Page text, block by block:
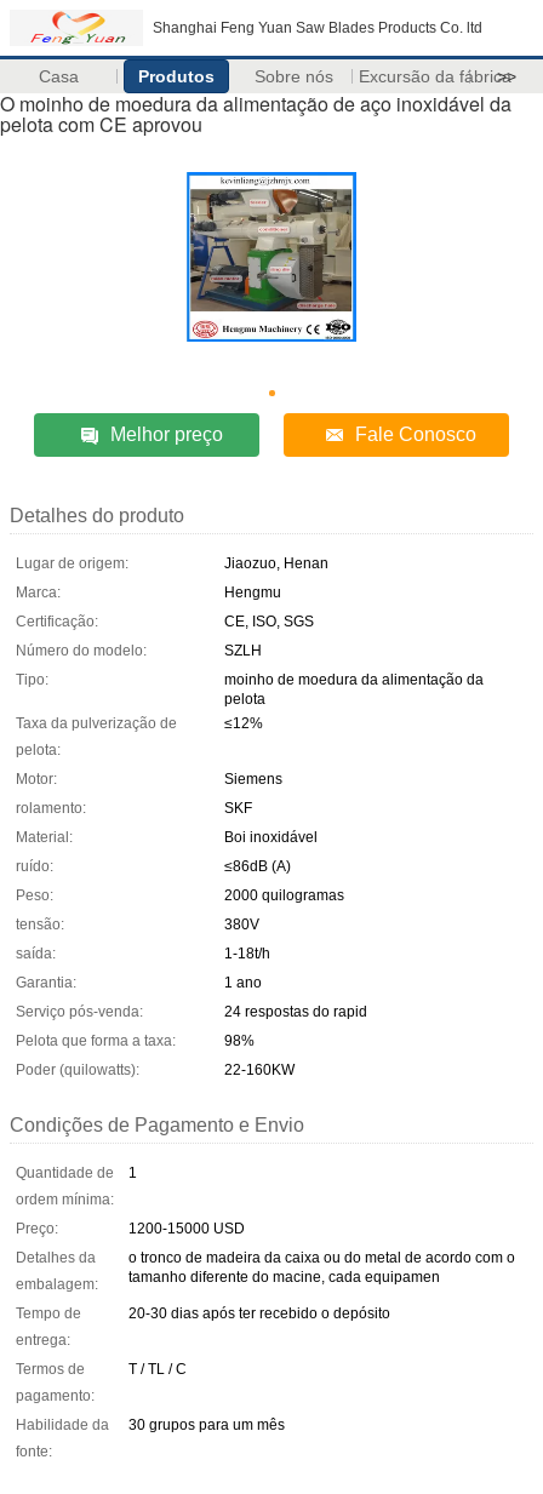
Shanghai Feng Yuan Saw Blades Products Co. ltd
Casa Produtos Sobre nós Excursão da fábrica
>>
O moinho de moedura da alimentação de aço inoxidável da
pelota com CE aprovou
Melhor preço Fale Conosco
Detalhes do produto
Lugar de origem:
Jiaozuo, Henan
Marca:
Hengmu
Certificação:
CE, ISO, SGS
Número do modelo:
SZLH
Tipo:
moinho de moedura da alimentação da
pelota
Taxa da pulverização de
pelota:
≤12%
Motor:
Siemens
rolamento:
SKF
Material:
Boi inoxidável
ruído:
≤86dB (A)
Peso:
2000 quilogramas
tensão:
380V
saída:
1-18t/h
Garantia:
1 ano
Serviço pós-venda:
24 respostas do rapid
Pelota que forma a taxa:
98%
Poder (quilowatts):
22-160KW
Condições de Pagamento e Envio
Quantidade de
ordem mínima:
1
Preço:
1200-15000 USD
Detalhes da
embalagem:
o tronco de madeira da caixa ou do metal de acordo com o
tamanho diferente do macine, cada equipamen
Tempo de
entrega:
20-30 dias após ter recebido o depósito
Termos de
pagamento:
T / TL / C
Habilidade da
fonte:
30 grupos para um mês